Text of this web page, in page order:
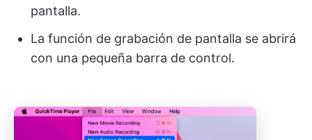
pantalla.
La función de grabación de pantalla se abrirá
con una pequeña barra de control.